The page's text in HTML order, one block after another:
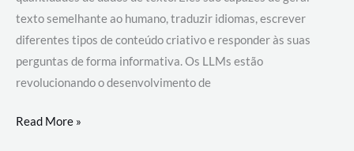
texto semelhante ao humano, traduzir idiomas, escrever
diferentes tipos de conteúdo criativo e responder às suas
perguntas de forma informativa. Os LLMs estão
revolucionando o desenvolvimento de
Large
Read More »